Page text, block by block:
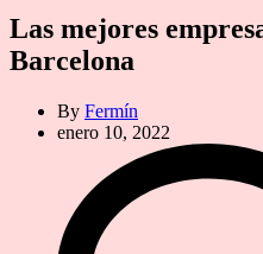
Las mejores
Barcelona
By Fermín
enero 10, 2022